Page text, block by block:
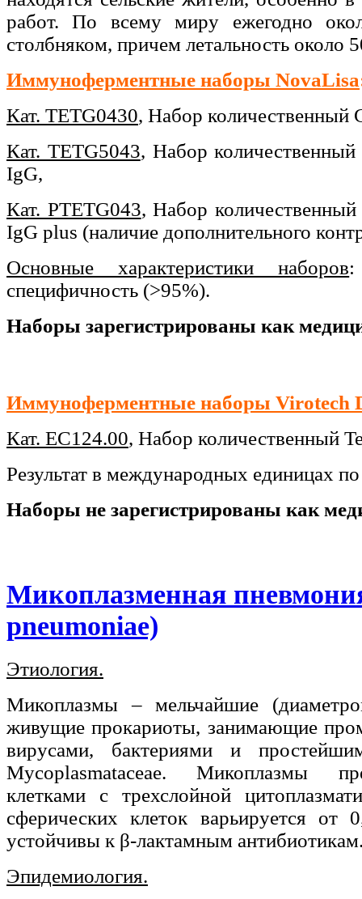
работ. По всему миру ежегодно
столбняком, причем летальность около
Иммуноферментные наборы NovaLisa
Кат. TETG0430, Набор
Кат. TETG5043, Набор
IgG,
Кат. PTETG043,Набор
IgG plus (наличие дополнительного
Основные характеристики наборов:
специфичность (>95%).
Наборы зарегистрированы как
Иммуноферментные наборы Virotech
Кат. EC124.00, Набор количественный
Результат в международных единицах
Наборы не зарегистрированы как
Микоплазменная
pneumoniae)
Этиология.
Микоплазмы – мельчайшие
живущие прокариоты, занимающие
вирусами, бактериями и
Mycoplasmataceae. Микоплазмы
клетками с трехслойной
сферических клеток варьируется
устойчивы к β-лактамным
Эпидемиология.